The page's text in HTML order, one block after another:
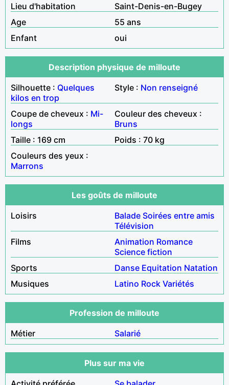
Lieu d'habitation
Saint-Denis-en-Bugey
Age
55 ans
Enfant
oui
Description physique de milloute
Silhouette : Quelques
kilos en trop
Style : Non renseigné
Coupe de cheveux : Mi-
longs
Couleur des cheveux :
Bruns
Taille : 169 cm
Poids : 70 kg
Couleurs des yeux :
Marrons
Les goûts de milloute
Loisirs
Balade Soirées entre amis
Télévision
Films
Animation Romance
Science fiction
Sports
Danse Equitation Natation
Musiques
Latino Rock Variétés
Profession de milloute
Métier
Salarié
Plus sur ma vie